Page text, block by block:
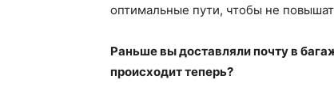
оптимальные пути, чтобы не
Раньше вы доставляли почту в
происходит теперь?